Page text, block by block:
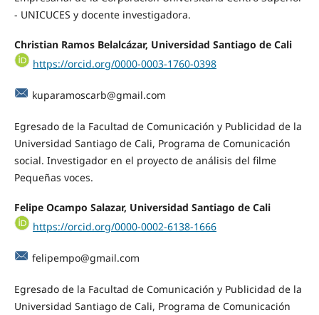
- UNICUCES y docente investigadora.
Christian Ramos Belalcázar, Universidad Santiago de Cali
https://orcid.org/0000-0003-1760-0398
kuparamoscarb@gmail.com
Egresado de la Facultad de Comunicación y Publicidad de la
Universidad Santiago de Cali, Programa de Comunicación
social. Investigador en el proyecto de análisis del filme
Pequeñas voces.
Felipe Ocampo Salazar, Universidad Santiago de Cali
https://orcid.org/0000-0002-6138-1666
felipempo@gmail.com
Egresado de la Facultad de Comunicación y Publicidad de la
Universidad Santiago de Cali, Programa de Comunicación